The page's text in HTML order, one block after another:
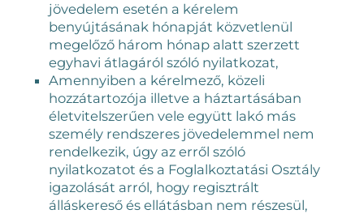
jövedelem esetén a kérelem
benyújtásának hónapját közvetlenül
megelőző három hónap alatt szerzett
egyhavi átlagáról szóló nyilatkozat,
Amennyiben a kérelmező, közeli
hozzátartozója illetve a háztartásában
életvitelszerűen vele együtt lakó más
személy rendszeres jövedelemmel nem
rendelkezik, úgy az erről szóló
nyilatkozatot és a Foglalkoztatási Osztály
igazolását arról, hogy regisztrált
álláskereső és ellátásban nem részesül,